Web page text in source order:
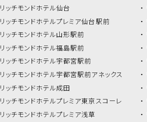
リッチモンドホテル仙台
リッチモンドホテルプレミア仙台駅前
リッチモンドホテル山形駅前
リッチモンドホテル福島駅前
リッチモンドホテル宇都宮駅前
リッチモンドホテル宇都宮駅前アネックス
リッチモンドホテル成田
リッチモンドホテルプレミア東京スコーレ
リッチモンドホテルプレミア浅草